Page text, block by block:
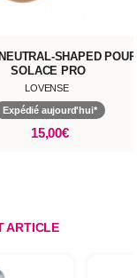
SHAPED POUR
SOLACE PRO
LOVENSE
Expédié aujourd'hui*
15,00€
ARTICLE